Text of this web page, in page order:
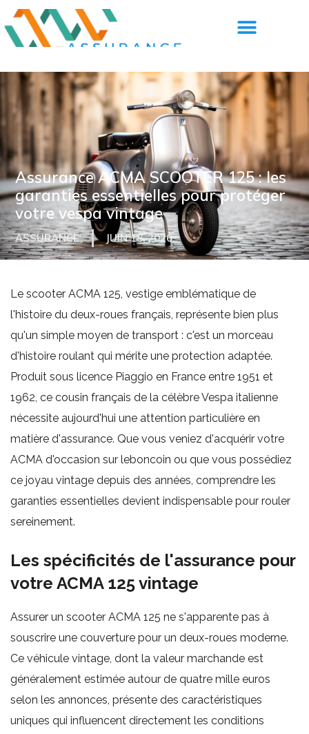
Assurance ACMA SCOOTER 125 : les
garanties essentielles pour protéger
votre vespa vintage
ASSURANCE JUIN 18, 2026
Le scooter ACMA 125, vestige emblématique de
l'histoire du deux-roues français, représente bien plus
qu'un simple moyen de transport : c'est un morceau
d'histoire roulant qui mérite une protection adaptée.
Produit sous licence Piaggio en France entre 1951 et
1962, ce cousin français de la célèbre Vespa italienne
nécessite aujourd'hui une attention particulière en
matière d'assurance. Que vous veniez d'acquérir votre
ACMA d'occasion sur leboncoin ou que vous possédiez
ce joyau vintage depuis des années, comprendre les
garanties essentielles devient indispensable pour rouler
sereinement.
Les spécificités de l'assurance pour
votre ACMA 125 vintage
Assurer un scooter ACMA 125 ne s'apparente pas à
souscrire une couverture pour un deux-roues moderne.
Ce véhicule vintage, dont la valeur marchande est
généralement estimée autour de quatre mille euros
selon les annonces, présente des caractéristiques
uniques qui influencent directement les conditions